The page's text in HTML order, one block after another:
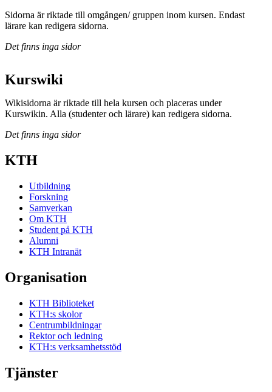
Sidorna är riktade till omgången/ gruppen inom kursen. Endast
lärare kan redigera sidorna.
Det finns inga sidor
Kurswiki
Wikisidorna är riktade till hela kursen och placeras under
Kurswikin. Alla (studenter och lärare) kan redigera sidorna.
Det finns inga sidor
KTH
Utbildning
Forskning
Samverkan
Om KTH
Student på KTH
Alumni
KTH Intranät
Organisation
KTH Biblioteket
KTH:s skolor
Centrumbildningar
Rektor och ledning
KTH:s verksamhetsstöd
Tjänster